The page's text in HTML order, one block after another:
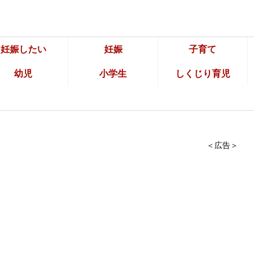
妊娠したい 妊娠 子育て
幼児 小学生 しくじり育児
＜広告＞